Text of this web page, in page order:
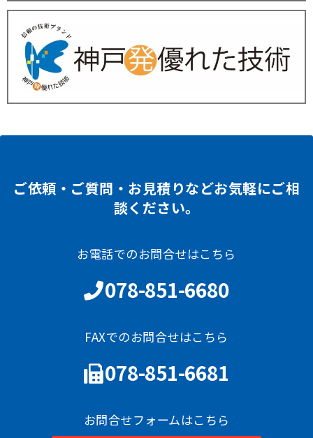
ご依頼・ご質問・お見積りなどお気軽にご相
談ください。
お電話でのお問合せはこちら
078-851-6680
FAXでのお問合せはこちら
078-851-6681
お問合せフォームはこちら